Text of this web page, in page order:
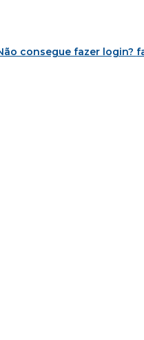
consegue fazer login?